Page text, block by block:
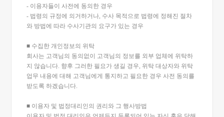
- 이용자들이 사전에 동의한 경우
- 법령의 규정에 의거하거나, 수사 목적으로 법령에 정해진 절차
와 방법에 따라 수사기관의 요구가 있는 경우
■ 수집한 개인정보의 위탁
회사는 고객님의 동의없이 고객님의 정보를 외부 업체에 위탁하
지 않습니다. 향후 그러한 필요가 생길 경우, 위탁 대상자와 위탁
업무 내용에 대해 고객님에게 통지하고 필요한 경우 사전 동의를
받도록 하겠습니다.
■ 이용자 및 법정대리인의 권리와 그 행사방법